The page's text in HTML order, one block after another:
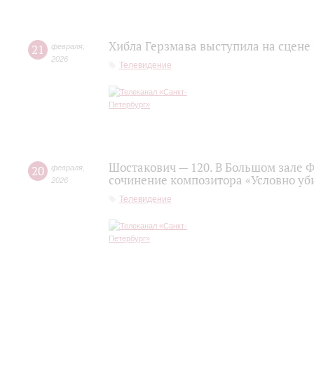
21 февраля
2026
Хибла Герзмава выступила на
Телевидение
20 февраля
2026
Шостакович — 120. В Большом зале
сочинение композитора «Условно
Телевидение